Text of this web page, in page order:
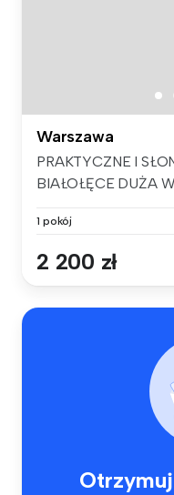
Warszawa
PRAKTYCZNE I
BIAŁOŁĘCE DUŻA
1 pokój
2 200 zł